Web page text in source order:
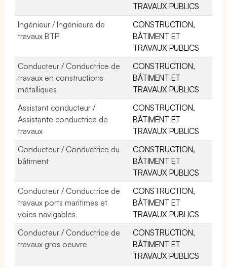
TRAVAUX PUBLICS
Ingénieur / Ingénieure de
travaux BTP
CONSTRUCTION,
BÂTIMENT ET
TRAVAUX PUBLICS
Conducteur / Conductrice de
travaux en constructions
métalliques
CONSTRUCTION,
BÂTIMENT ET
TRAVAUX PUBLICS
Assistant conducteur /
Assistante conductrice de
travaux
CONSTRUCTION,
BÂTIMENT ET
TRAVAUX PUBLICS
Conducteur / Conductrice du
bâtiment
CONSTRUCTION,
BÂTIMENT ET
TRAVAUX PUBLICS
Conducteur / Conductrice de
travaux ports maritimes et
voies navigables
CONSTRUCTION,
BÂTIMENT ET
TRAVAUX PUBLICS
Conducteur / Conductrice de
travaux gros oeuvre
CONSTRUCTION,
BÂTIMENT ET
TRAVAUX PUBLICS